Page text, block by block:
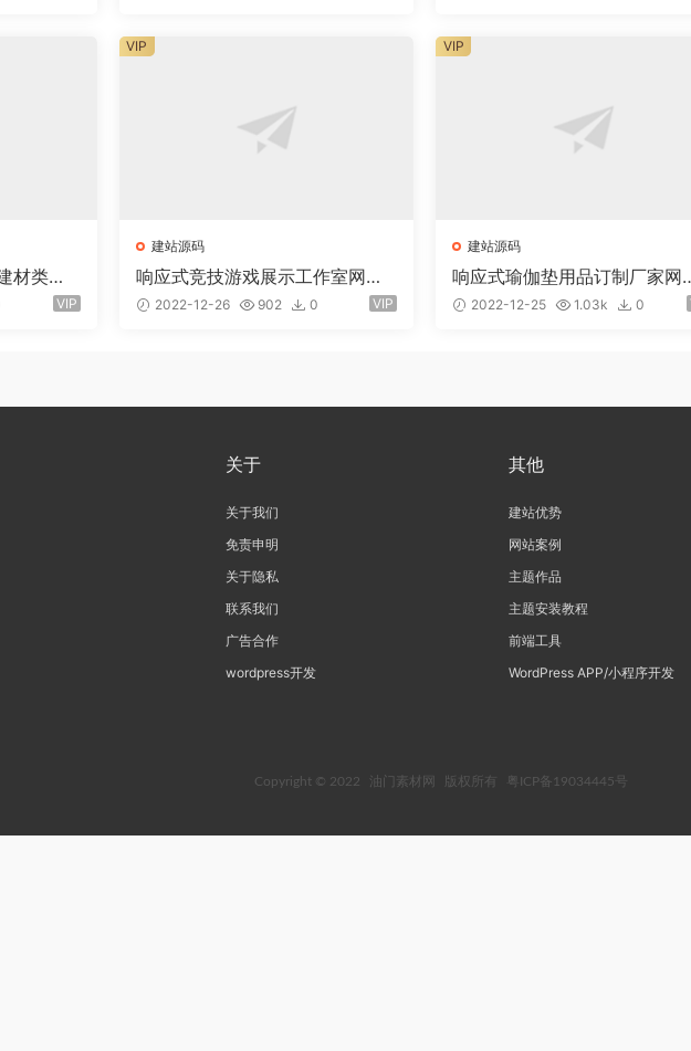
材类网
VIP
建站源码
响应式竞技游戏展示工作室网站e
youcms易优模板(pc+wap)
2022-12-26 902 0 VIP
VIP
建站源码
响应式瑜伽垫用品订制厂家网
youcms易优模板(pc+wap)
2022-12-25 1.03k 0
VIP
关于
关于我们
免责申明
关于隐私
联系我们
广告合作
wordpress开发
其他
建站优势
网站案例
主题作品
主题安装教程
前端工具
WordPress APP/小程序开发
Copyright © 2022 油门素材网 版权所有 粤ICP备19034445号